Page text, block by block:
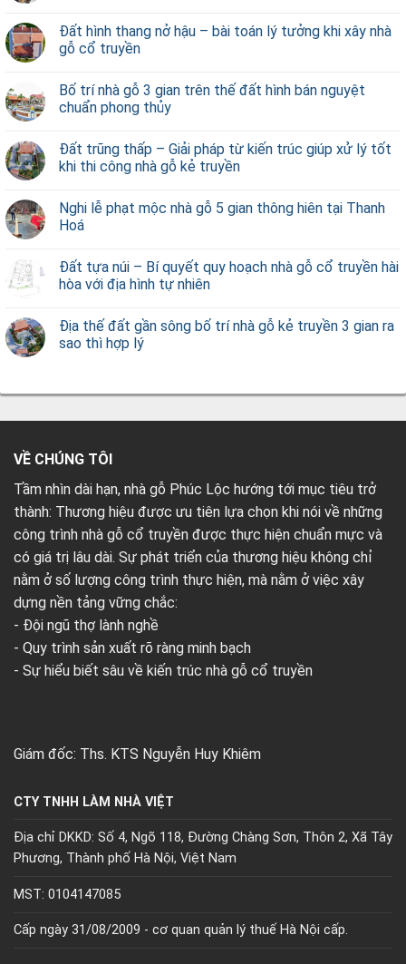
Đất hình thang nở hậu – bài toán lý tưởng khi xây nhà
gỗ cổ truyền
Bố trí nhà gỗ 3 gian trên thế đất hình bán nguyệt
chuẩn phong thủy
Đất trũng thấp – Giải pháp từ kiến trúc giúp xử lý tốt
khi thi công nhà gỗ kẻ truyền
Nghi lễ phạt mộc nhà gỗ 5 gian thông hiên tại Thanh
Hoá
Đất tựa núi – Bí quyết quy hoạch nhà gỗ cổ truyền hài
hòa với địa hình tự nhiên
Địa thế đất gần sông bố trí nhà gỗ kẻ truyền 3 gian ra
sao thì hợp lý
VỀ CHÚNG TÔI
Tầm nhìn dài hạn, nhà gỗ Phúc Lộc hướng tới mục tiêu trở
thành: Thương hiệu được ưu tiên lựa chọn khi nói về những
công trình nhà gỗ cổ truyền được thực hiện chuẩn mực và
có giá trị lâu dài. Sự phát triển của thương hiệu không chỉ
nằm ở số lượng công trình thực hiện, mà nằm ở việc xây
dựng nền tảng vững chắc:
- Đội ngũ thợ lành nghề
- Quy trình sản xuất rõ ràng minh bạch
- Sự hiểu biết sâu về kiến trúc nhà gỗ cổ truyền
Giám đốc: Ths. KTS Nguyễn Huy Khiêm
CTY TNHH LÀM NHÀ VIỆT
Địa chỉ DKKD: Số 4, Ngõ 118, Đường Chàng Sơn, Thôn 2, Xã Tây
Phương, Thành phố Hà Nội, Việt Nam
MST: 0104147085
Cấp ngày 31/08/2009 - cơ quan quản lý thuế Hà Nội cấp.